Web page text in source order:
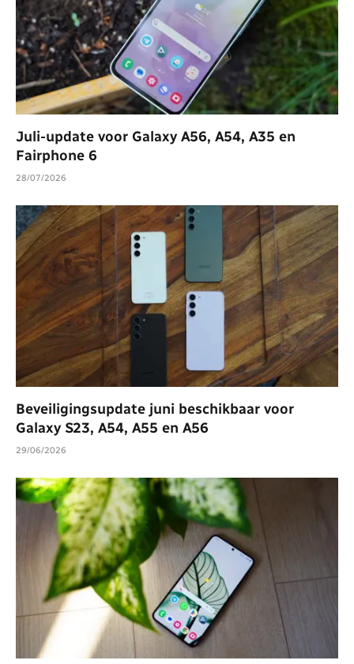
Juli-update voor Galaxy A56, A54, A35 en
Fairphone 6
28/07/2026
Beveiligingsupdate juni beschikbaar voor
Galaxy S23, A54, A55 en A56
29/06/2026